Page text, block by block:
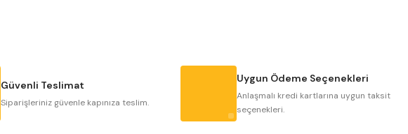
Güvenli Teslimat
Siparişleriniz güvenle kapınıza teslim.
Uygun Ödeme Seçenekleri
Anlaşmalı kredi kartlarına uygun taksit
seçenekleri.